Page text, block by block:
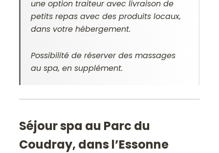
une option traiteur avec livraison de
petits repas avec des produits locaux,
dans votre hébergement.
Possibilité de réserver des massages
au spa, en supplément.
Séjour spa au Parc du
Coudray, dans l’Essonne